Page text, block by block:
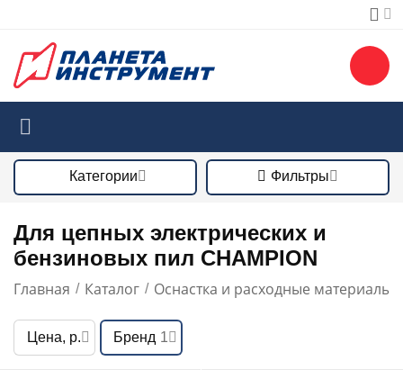
Категории Фильтры
Для цепных электрических и
бензиновых пил CHAMPION
Главная / Каталог / Оснастка и расходные материалы
Цена, р. Бренд 1